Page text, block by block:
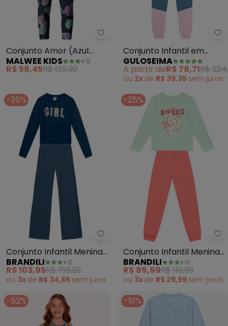
Malwee Kids - Conjunto Amor
Conjunto Amor (Azul
Marinho)
MALWEE KIDS
R$ 58,45R$ 129,90
Conjunto Infantil em
Molecotton (Azul)
GULOSEIMA
A partir deR$ 78,71R$
ou 2x de R$ 39,35 sem juros
-35%
Brandili - Conjunto Infantil
Conjunto Infantil Menina
Escrita (Azul)
BRANDILI
R$ 103,95R$ 159,99
ou 3x de R$ 34,65 sem juros
-25%
Conjunto Infantil Menina
de Gatinho (Azul)
BRANDILI
R$ 89,99R$ 119,99
ou 3x de R$ 29,99 sem juros
-52% -51%